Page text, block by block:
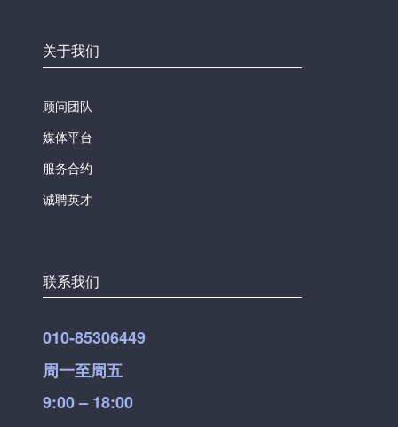
关于我们
顾问团队
媒体平台
服务合约
诚聘英才
联系我们
010-85306449
周一至周五
9:00 – 18:00